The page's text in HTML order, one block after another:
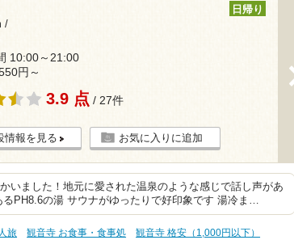
/
日帰り
10:00～21:00
円～
3.9 点 / 27件
情報を見る お気に入りに追加
いました！地元に愛された温泉のような感じで話し声があ
PH8.6の湯 サウナがゆったりで好印象です 湯冷ま…
旅 観音寺 お食事・食事処
観音寺 格安（1,000円以下）